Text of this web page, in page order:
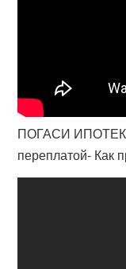
ПОГАСИ ИПОТЕКУ
переплатой- Как